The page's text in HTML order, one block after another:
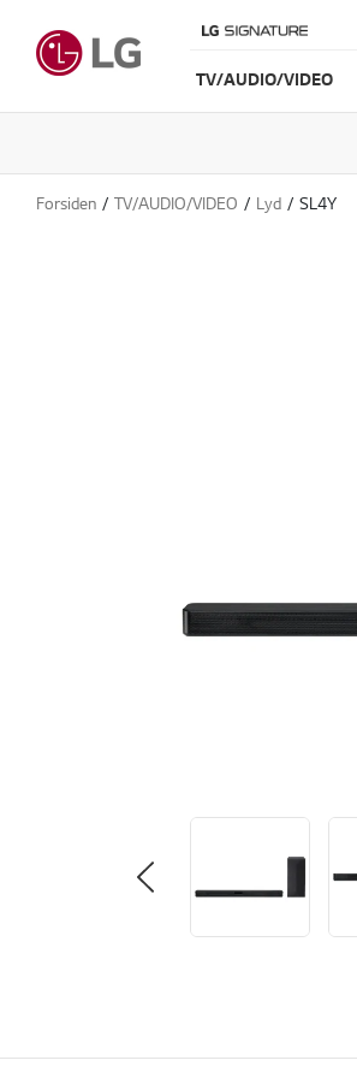
TV/AUDIO/VIDEO
Forsiden TV/AUDIO/VIDEO Lyd SL4Y